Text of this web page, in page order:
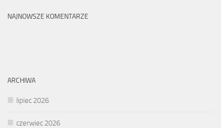
NAJNOWSZE KOMENTARZE
ARCHIWA
lipiec 2026
czerwiec 2026